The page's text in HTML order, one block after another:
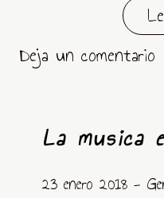
Deja un comentario
La musica
23 enero 2018 -